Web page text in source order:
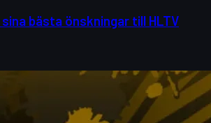
sina bästa önskningar till HLTV